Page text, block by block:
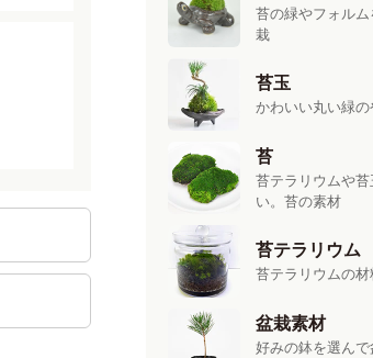
苔の緑やフォルム
栽
苔玉
かわいい丸い緑の
苔
苔テラリウムや苔
い。苔の素材
苔テラリウム
苔テラリウムの材
盆栽素材
好みの鉢を選んで